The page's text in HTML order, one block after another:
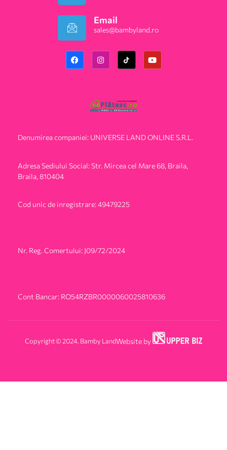
Email
sales@bambyland.ro​
Denumirea companiei: UNIVERSE LAND ONLINE S.R.L.
Adresa Sediului Social: Str. Mircea cel Mare 68, Braila,
Braila, 810404
Cod unic de inregistrare: 49479225
Nr. Reg. Comertului: J09/72/2024
Cont Bancar: RO54RZBR0000060025810636
Copyright © 2024. Bamby LandWebsite by